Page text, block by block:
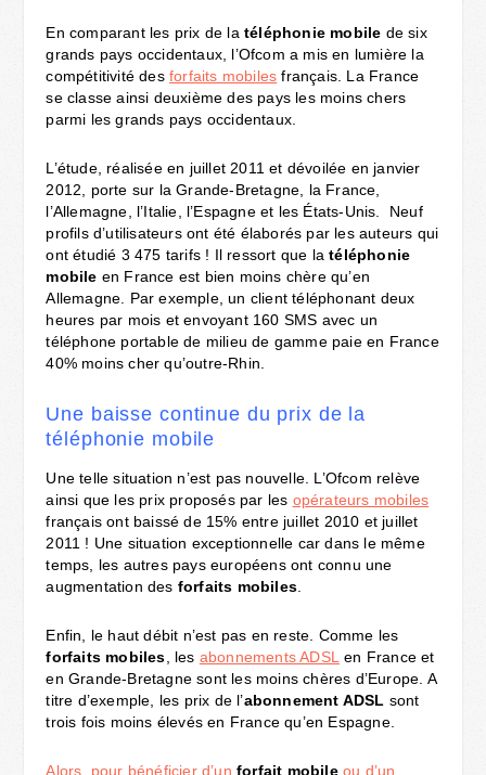
En comparant les prix de latéléphonie mobile de six
grands pays occidentaux, l’Ofcom a mis en lumière la
compétitivité desforfaits mobiles français. La France
se classe ainsi deuxième des pays les moins chers
parmi les grands pays occidentaux.
L’étude, réalisée en juillet 2011 et dévoilée en janvier
2012, porte sur la Grande-Bretagne, la France,
l’Allemagne, l’Italie, l’Espagne et les États-Unis. Neuf
profils d’utilisateurs ont été élaborés par les auteurs qui
ont étudié 3 475 tarifs ! Il ressort que latéléphonie
mobile en France est bien moins chère qu’en
Allemagne. Par exemple, un client téléphonant deux
heures par mois et envoyant 160 SMS avec un
téléphone portable de milieu de gamme paie en France
40% moins cher qu’outre-Rhin.
Une baisse continue du prix de la
téléphonie mobile
Une telle situation n’est pas nouvelle. L’Ofcom relève
ainsi que les prix proposés par les opérateurs mobiles
français ont baissé de 15% entre juillet 2010 et juillet
2011 ! Une situation exceptionnelle car dans le même
temps, les autres pays européens ont connu une
augmentation des forfaits mobiles
Enfin, le haut débit n’est pas en reste. Comme les
forfaits mobiles , les abonnements ADSL en France et
en Grande-Bretagne sont les moins chères d’Europe. A
titre d’exemple, les prix de l’abonnement ADSL sont
trois fois moins élevés en France qu’en Espagne.
Alors, pour bénéficier d’unforfait mobileou d’un